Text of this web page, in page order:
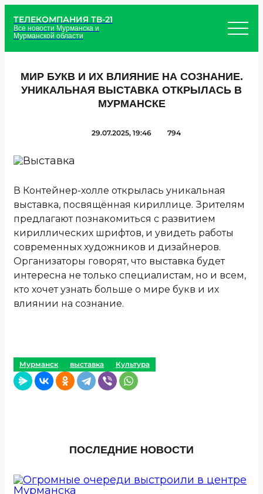
ТЕЛЕКОМПАНИЯ ТВ-21
Все новости Мурманска и
Мурманской области
МИР БУКВ И ИХ ВЛИЯНИЕ НА СОЗНАНИЕ.
УНИКАЛЬНАЯ ВЫСТАВКА ОТКРЫЛАСЬ В
МУРМАНСКЕ
29.07.2025, 19:46 794
В Контейнер-холле открылась уникальная
выставка, посвящённая кириллице. Зрителям
предлагают познакомиться с развитием
кириллических шрифтов, и увидеть работы
современных художников и дизайнеров.
Организаторы говорят, что выставка будет
интересна не только специалистам, но и всем,
кто хочет узнать больше о мире букв и их
влиянии на сознание.
Мурманск выставка Культура
ПОСЛЕДНИЕ НОВОСТИ